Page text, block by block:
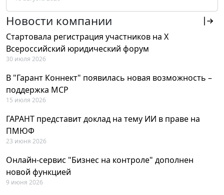
Новости компании
Стартовала регистрация участников на X
Всероссийский юридический форум
30 июля 2026
В "Гарант Коннект" появилась новая возможность –
поддержка MCP
15 июля 2026
ГАРАНТ представит доклад на тему ИИ в праве на
ПМЮФ
23 июня 2026
Онлайн-сервис "Бизнес на контроле" дополнен
новой функцией
9 июня 2026